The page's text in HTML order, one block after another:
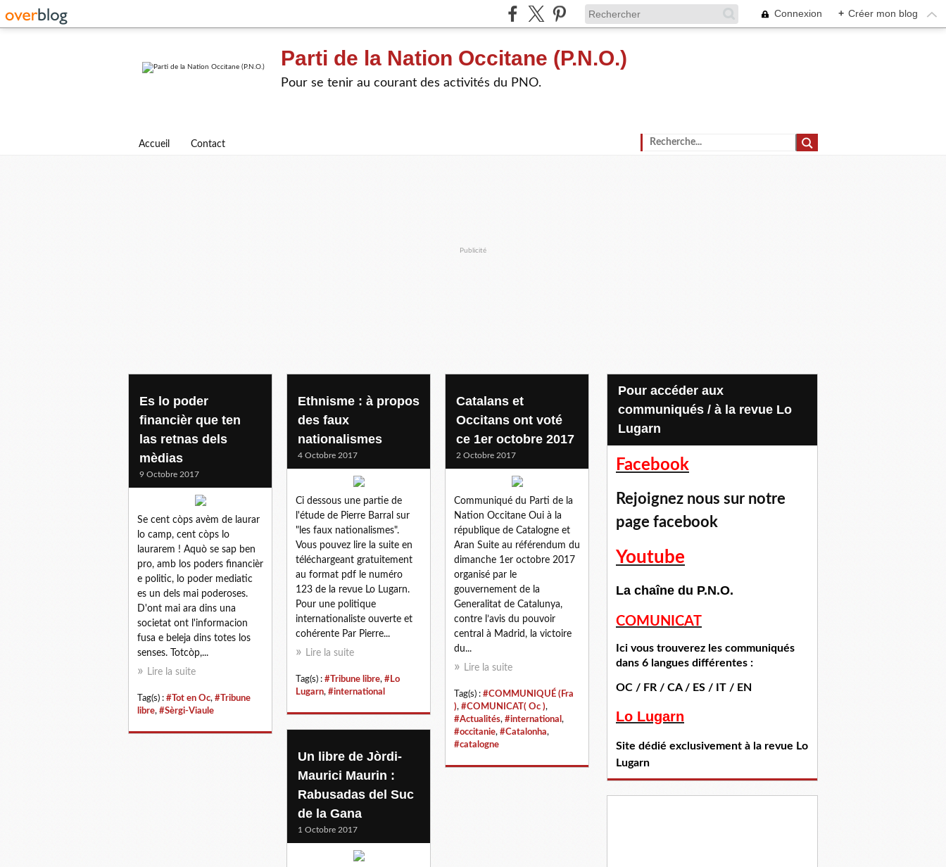
Connexion + Créer mon blog
Parti de la Nation Occitane (P.N.O.)
Pour se tenir au courant des activités du PNO.
Accueil Contact
Publicité
Es lo poder
financièr que ten
las retnas dels
mèdias
9 Octobre 2017
Se cent còps avèm de laurar
lo camp, cent còps lo
laurarem ! Aquò se sap ben
pro, amb los poders financièr
e politic, lo poder mediatic
es un dels mai poderoses.
D'ont mai ara dins una
societat ont l'informacion
fusa e beleja dins totes los
senses. Totcòp,...
Lire la suite
Tag(s) : #Tot en Oc, #Tribune
libre, #Sèrgi-Viaule
Ethnisme : à propos
des faux
nationalismes
4 Octobre 2017
Ci dessous une partie de
l'étude de Pierre Barral sur
"les faux nationalismes".
Vous pouvez lire la suite en
téléchargeant gratuitement
au format pdf le numéro
123 de la revue Lo Lugarn.
Pour une politique
internationaliste ouverte et
cohérente Par Pierre...
Lire la suite
Tag(s) : #Tribune libre, #Lo
Lugarn, #international
Catalans et
Occitans ont voté
ce 1er octobre 2017
2 Octobre 2017
Communiqué du Parti de la
Nation Occitane Oui à la
république de Catalogne et
Aran Suite au référendum du
dimanche 1er octobre 2017
organisé par le
gouvernement de la
Generalitat de Catalunya,
contre l’avis du pouvoir
central à Madrid, la victoire
du...
Lire la suite
Tag(s) : #COMMUNIQUÉ (Fra
), #COMUNICAT( Oc ),
#Actualités, #international ,
#occitanie, #Catalonha,
#catalogne
Un libre de Jòrdi-
Maurici Maurin :
Rabusadas del Suc
de la Gana
1 Octobre 2017
Pour accéder aux
communiqués / à la revue Lo
Lugarn
Facebook
Rejoignez nous sur notre
page facebook
Youtube
La chaîne du P.N.O.
COMUNICAT
Ici vous trouverez les communiqués
dans 6 langues différentes :
OC / FR / CA / ES / IT / EN
Lo Lugarn
Site dédié exclusivement à la revue Lo
Lugarn